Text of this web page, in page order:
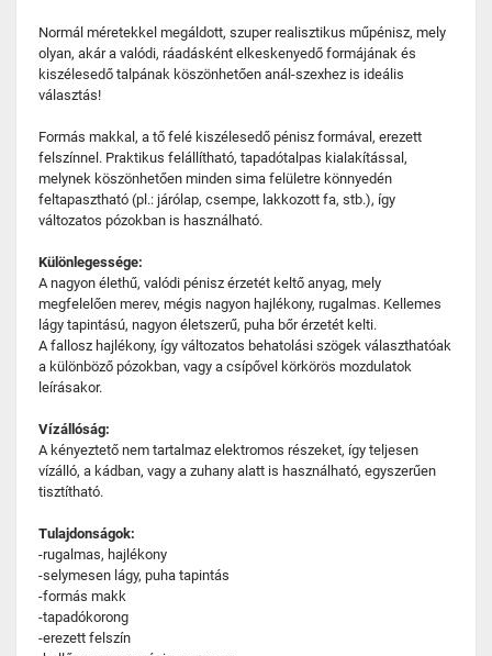
Normál méretekkel megáldott, szuper realisztikus műpénisz, mely
olyan, akár a valódi, ráadásként elkeskenyedő formájának és
kiszélesedő talpának köszönhetően anál-szexhez is ideális
választás!
Formás makkal, a tő felé kiszélesedő pénisz formával, erezett
felszínnel. Praktikus felállítható, tapadótalpas kialakítással,
melynek köszönhetően minden sima felületre könnyedén
feltapasztható (pl.: járólap, csempe, lakkozott fa, stb.), így
változatos pózokban is használható.
Különlegessége:
A nagyon élethű, valódi pénisz érzetét keltő anyag, mely
megfelelően merev, mégis nagyon hajlékony, rugalmas. Kellemes
lágy tapintású, nagyon életszerű, puha bőr érzetét kelti.
A fallosz hajlékony, így változatos behatolási szögek választhatóak
a különböző pózokban, vagy a csípővel körkörös mozdulatok
leírásakor.
Vízállóság:
A kényeztető nem tartalmaz elektromos részeket, így teljesen
vízálló, a kádban, vagy a zuhany alatt is használható, egyszerűen
tisztítható.
Tulajdonságok:
-rugalmas, hajlékony
-selymesen lágy, puha tapintás
-formás makk
-tapadókorong
-erezett felszín